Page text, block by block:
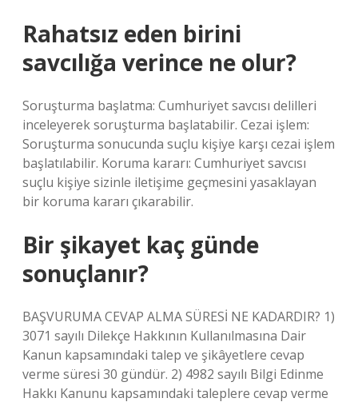
Rahatsız eden birini
savcılığa verince ne olur?
Soruşturma başlatma: Cumhuriyet savcısı delilleri
inceleyerek soruşturma başlatabilir. Cezai işlem:
Soruşturma sonucunda suçlu kişiye karşı cezai işlem
başlatılabilir. Koruma kararı: Cumhuriyet savcısı
suçlu kişiye sizinle iletişime geçmesini yasaklayan
bir koruma kararı çıkarabilir.
Bir şikayet kaç günde
sonuçlanır?
BAŞVURUMA CEVAP ALMA SÜRESİ NE KADARDIR? 1)
3071 sayılı Dilekçe Hakkının Kullanılmasına Dair
Kanun kapsamındaki talep ve şikâyetlere cevap
verme süresi 30 gündür. 2) 4982 sayılı Bilgi Edinme
Hakkı Kanunu kapsamındaki taleplere cevap verme